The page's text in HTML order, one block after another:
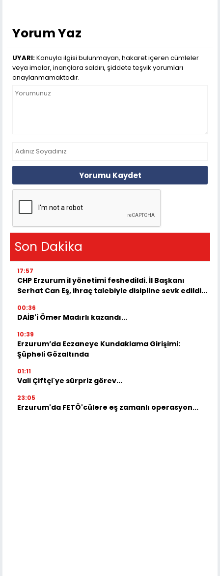
Yorum Yaz
UYARI:Konuyla ilgisi bulunmayan, hakaret içeren cümleler
veya imalar, inançlara saldırı, şiddete teşvik yorumları
onaylanmamaktadır.
Yorumu Kaydet
Son Dakika
17:57
CHP Erzurum il yönetimi feshedildi. İl Başkanı
Serhat Can Eş, ihraç talebiyle disipline sevk edildi...
00:36
DAİB'i Ömer Madırlı kazandı...
10:39
Erzurum’da Eczaneye Kundaklama Girişimi:
Şüpheli Gözaltında
01:11
Vali Çiftçi'ye sürpriz görev...
23:05
Erzurum'da FETÖ'cülere eş zamanlı operasyon...